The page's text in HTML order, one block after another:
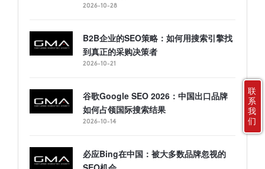
2026-10-28
B2B企业的SEO策略：如何用搜索引擎找
到真正的采购决策者
2026-10-21
谷歌Google SEO 2026：中国出口品牌
如何占领国际搜索结果
2026-10-14
必应Bing在中国：被大多数品牌忽视的
联
系
我
们